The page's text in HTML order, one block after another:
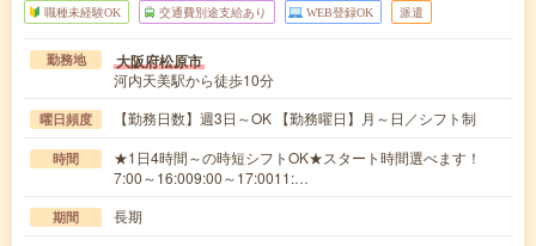
職種未経験OK 交通費別途支給あり WEB登録OK 派遣
勤務地 大阪府松原市
河内天美駅から徒歩10分
曜日頻度 【勤務日数】週3日～OK 【勤務曜日】月～日／シフト制
時間
★1日4時間～の時短シフトOK★スタート時間選べます！
7:00～16:009:00～17:0011:…
期間 長期